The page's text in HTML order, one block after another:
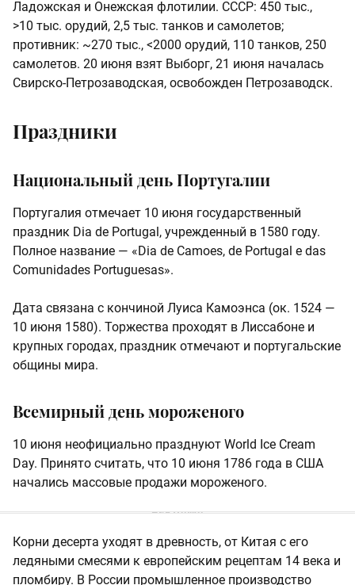
Ладожская и Онежская флотилии. СССР: 450 тыс.,
>10 тыс. орудий, 2,5 тыс. танков и самолетов;
противник: ~270 тыс., <2000 орудий, 110 танков, 250
самолетов. 20 июня взят Выборг, 21 июня началась
Свирско-Петрозаводская, освобожден Петрозаводск.
Праздники
Национальный день Португалии
Португалия отмечает 10 июня государственный
праздник Dia de Portugal, учрежденный в 1580 году.
Полное название — «Dia de Camoes, de Portugal e das
Comunidades Portuguesas».
Дата связана с кончиной Луиса Камоэнса (ок. 1524 —
10 июня 1580). Торжества проходят в Лиссабоне и
крупных городах, праздник отмечают и португальские
общины мира.
Всемирный день мороженого
10 июня неофициально празднуют World Ice Cream
Day. Принято считать, что 10 июня 1786 года в США
начались массовые продажи мороженого.
Корни десерта уходят в древность, от Китая с его
ледяными смесями к европейским рецептам 14 века и
пломбиру. В России промышленное производство